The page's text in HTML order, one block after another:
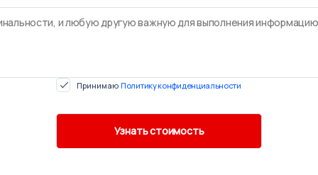
Принимаю Политику конфиденциальности